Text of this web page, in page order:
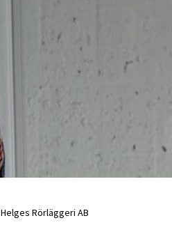
Helges Rörläggeri AB